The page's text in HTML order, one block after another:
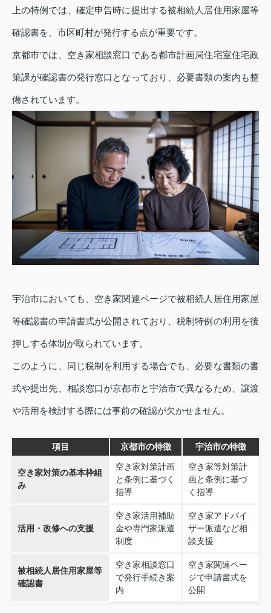
上の特例では、確定申告時に提出する被相続人居住用家屋等
確認書を、市区町村が発行する点が重要です。
京都市では、空き家相談窓口である都市計画局住宅室住宅政
策課が確認書の発行窓口となっており、必要書類の案内も整
備されています。
宇治市においても、空き家関連ページで被相続人居住用家屋
等確認書の申請書式が公開されており、税制特例の利用を後
押しする体制が取られています。
このように、同じ税制を利用する場合でも、必要な書類の書
式や提出先、相談窓口が京都市と宇治市で異なるため、譲渡
や活用を検討する際には事前の確認が欠かせません。
項目 京都市の特徴 宇治市の特徴
空き家対策の基本枠組
み
空き家対策計画
と条例に基づく
指導
空き家等対策計
画と条例に基づ
く指導
活用・改修への支援
空き家活用補助
金や専門家派遣
制度
空き家アドバイ
ザー派遣など相
談支援
被相続人居住用家屋等
確認書
空き家相談窓口
で発行手続き案
内
空き家関連ペー
ジで申請書式を
公開